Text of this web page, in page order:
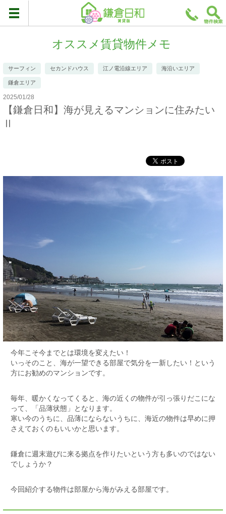
オススメ賃貸物件メモ
サーフィン セカンドハウス 江ノ電沿線エリア 海沿いエリア
鎌倉エリア
2025/01/28
【鎌倉日和】海が見えるマンションに住みたい
Ⅱ
今年こそ今までとは環境を変えたい！
いっそのこと、海が一望できる部屋で気分を一新したい！という
方にお勧めのマンションです。
毎年、暖かくなってくると、海の近くの物件が引っ張りだこにな
って、「品薄状態」となります。
寒い今のうちに、品薄にならないうちに、海近の物件は早めに押
さえておくのもいいかと思います。
鎌倉に週末遊びに来る拠点を作りたいという方も多いのではない
でしょうか？
今回紹介する物件は部屋から海がみえる部屋です。